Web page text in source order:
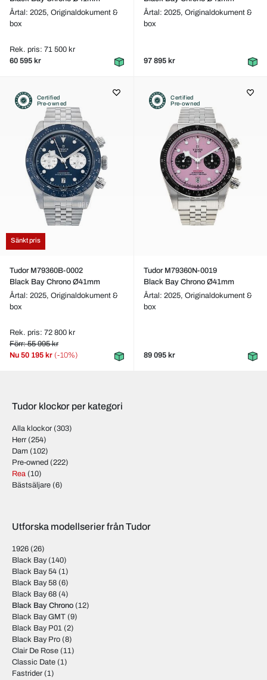
Årtal: 2025, Originaldokument &
box
Rek. pris: 71 500 kr
60 595 kr
Årtal: 2025, Originaldokument &
box
97 895 kr
Certified
Pre-owned
Sänkt pris
Tudor M79360B-0002
Black Bay Chrono Ø41mm
Årtal: 2025, Originaldokument &
box
Rek. pris: 72 800 kr
Förr: 55 995 kr
Nu 50 195 kr (-10%)
Certified
Pre-owned
Tudor M79360N-0019
Black Bay Chrono Ø41mm
Årtal: 2025, Originaldokument &
box
89 095 kr
Tudor klockor per kategori
Alla klockor (303)
Herr (254)
Dam (102)
Pre-owned (222)
Rea (10)
Bästsäljare (6)
Utforska modellserier från Tudor
1926 (26)
Black Bay(140)
Black Bay 54 (1)
Black Bay 58 (6)
Black Bay 68 (4)
Black Bay Chrono (12)
Black Bay GMT (9)
Black Bay P01 (2)
Black Bay Pro (8)
Clair De Rose (11)
Classic Date (1)
Fastrider (1)